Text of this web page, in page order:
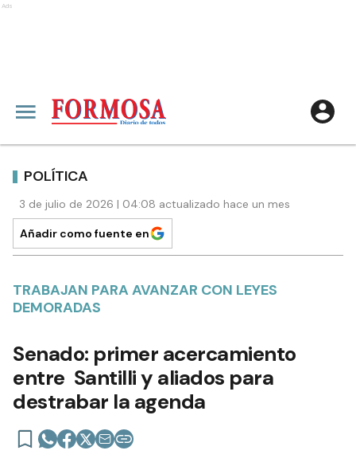
Ads
POLÍTICA
3 de julio de 2026 | 04:08 actualizado hace un mes
Añadir como fuente en
TRABAJAN PARA AVANZAR CON LEYES
DEMORADAS
Senado: primer acercamiento
entre Santilli y aliados para
destrabar la agenda